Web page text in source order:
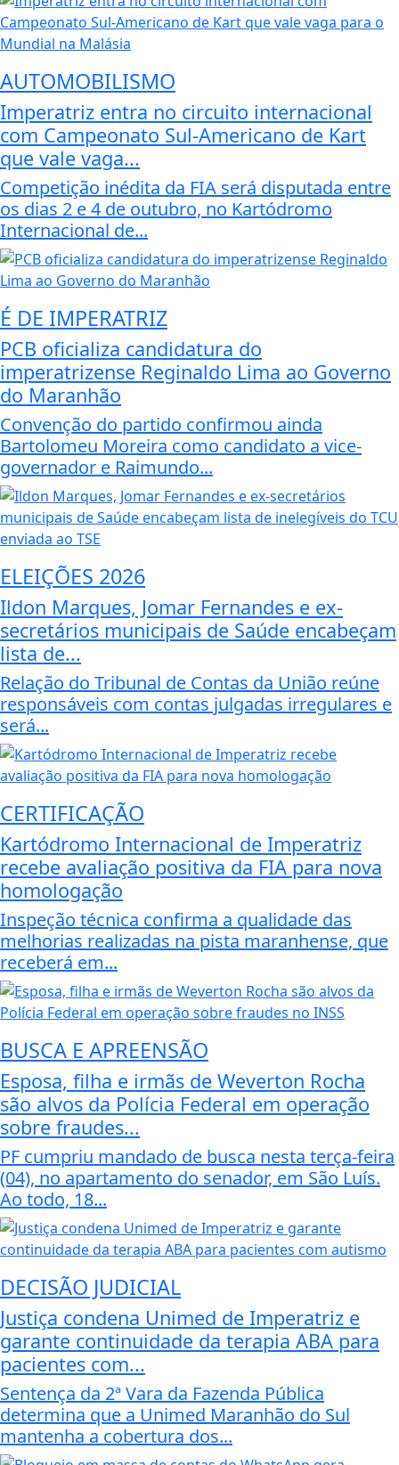
AUTOMOBILISMO
Imperatriz entra no circuito internacional
com Campeonato Sul-Americano de Kart
que vale vaga...
Competição inédita da FIA será disputada entre
os dias 2 e 4 de outubro, no Kartódromo
Internacional de...
É DE IMPERATRIZ
PCB oficializa candidatura do
imperatrizense Reginaldo Lima ao Governo
do Maranhão
Convenção do partido confirmou ainda
Bartolomeu Moreira como candidato a vice-
governador e Raimundo...
ELEIÇÕES 2026
Ildon Marques, Jomar Fernandes e ex-
secretários municipais de Saúde encabeçam
lista de...
Relação do Tribunal de Contas da União reúne
responsáveis com contas julgadas irregulares e
será...
CERTIFICAÇÃO
Kartódromo Internacional de Imperatriz
recebe avaliação positiva da FIA para nova
homologação
Inspeção técnica confirma a qualidade das
melhorias realizadas na pista maranhense, que
receberá em...
BUSCA E APREENSÃO
Esposa, filha e irmãs de Weverton Rocha
são alvos da Polícia Federal em operação
sobre fraudes...
PF cumpriu mandado de busca nesta terça-feira
(04), no apartamento do senador, em São Luís.
Ao todo, 18...
DECISÃO JUDICIAL
Justiça condena Unimed de Imperatriz e
garante continuidade da terapia ABA para
pacientes com...
Sentença da 2ª Vara da Fazenda Pública
determina que a Unimed Maranhão do Sul
mantenha a cobertura dos...